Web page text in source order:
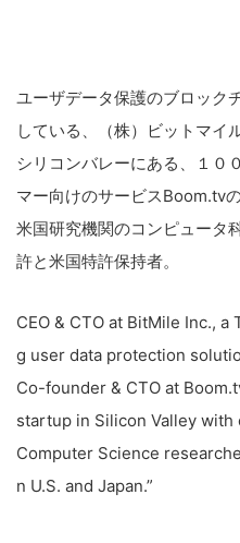
ユーザデータ保護のブロック
している、（株）ビットマイ
シリコンバレーにある、１０
マー向けのサービスBoom.tv
米国研究機関のコンピュータ
許と米国特許保持者。
CEO & CTO at BitMile Inc.,
g user data protection
Co-founder & CTO at
startup in Silicon Valley with
Computer Science
n U.S. and Japan.”
索
す
る